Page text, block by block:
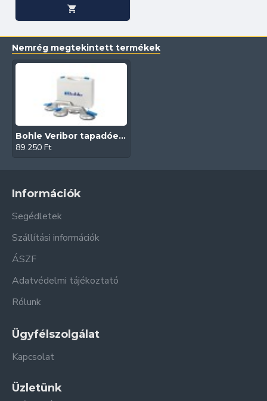
Nemrég megtekintett termékek
Bohle Veribor tapadóemelő készlet (2 fejes | Alumínium)
89 250 Ft
Információk
Segédletek
Szállítási információk
ÁSZF
Adatvédelmi tájékoztató
Rólunk
Ügyfélszolgálat
Kapcsolat
Üzletünk